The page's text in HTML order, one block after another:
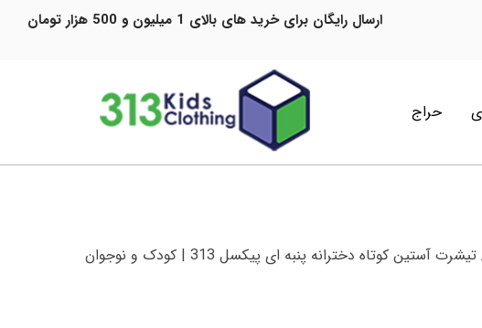
ارسال رایگان برای خرید های بالای 1 میلیون و 500 هزار تومان
حراج
آستین کوتاه دخترانه پنبه ای پیکسل 313 | کودک و نوجوان